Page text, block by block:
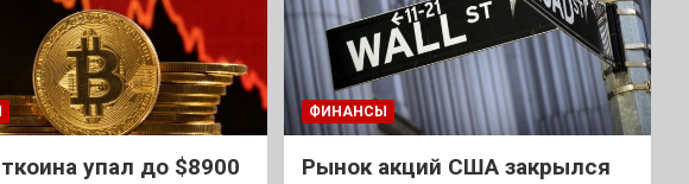
упал до $8900
ФИНАНСЫ
Рынок акций США закрылся